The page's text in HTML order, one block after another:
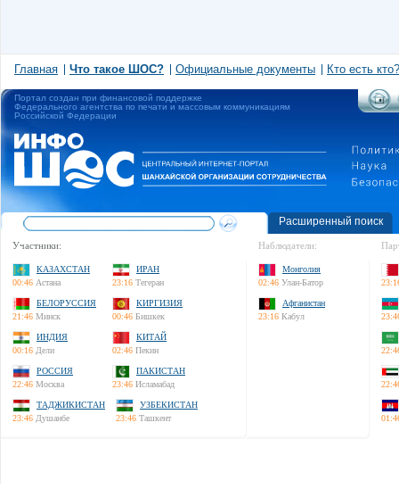
Главная Что такое ШОС? Официальные документы Кто есть кто?
Портал создан при финансовой поддержке
Федерального агентства по печати и массовым коммуникациям
Российской Федерации
Расширенный поиск
Участники:
КАЗАХСТАН
00:46 Астана
ИРАН
23:16 Тегеран
БЕЛОРУССИЯ
21:46 Минск
КИРГИЗИЯ
00:46 Бишкек
ИНДИЯ
00:16 Дели
КИТАЙ
02:46 Пекин
РОССИЯ
22:46 Москва
ПАКИСТАН
23:46 Исламабад
ТАДЖИКИСТАН
23:46 Душанбе
УЗБЕКИСТАН
23:46 Ташкент
Наблюдатели:
Монголия
02:46 Улан-Батор
Афганистан
23:16 Кабул